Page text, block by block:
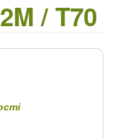
/ T70